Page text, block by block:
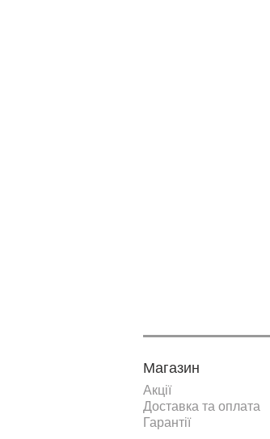
Магазин
Акції
Доставка та оплата
Гарантії